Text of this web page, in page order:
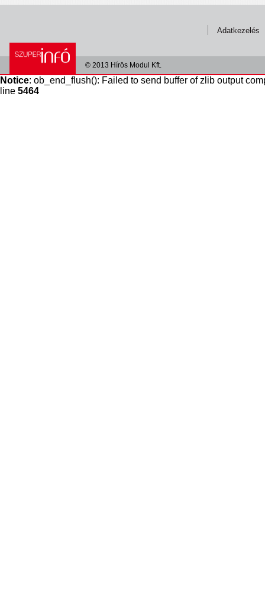
Adatkezelés
© 2013 Hírös Modul Kft.
Notice: ob_end_flush(): Failed to send buffer of zlib output
line 5464